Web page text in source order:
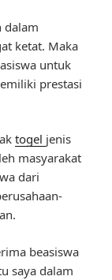
dalam
ketat. Maka
untuk
prestasi
togel jenis
masyarakat
dari
beasiswa
saya dalam